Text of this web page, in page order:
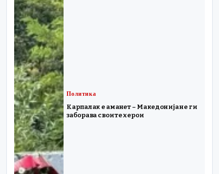
Политика
Карпалак е аманет – Македонија не ги
заборава своите херои